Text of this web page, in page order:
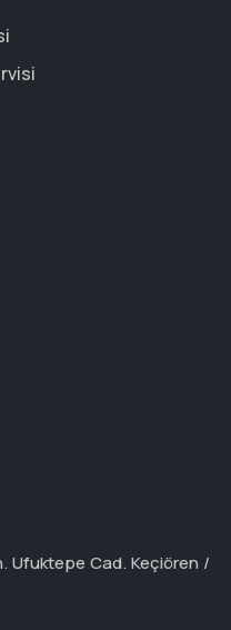
Ufuktepe Cad. Keçiören /